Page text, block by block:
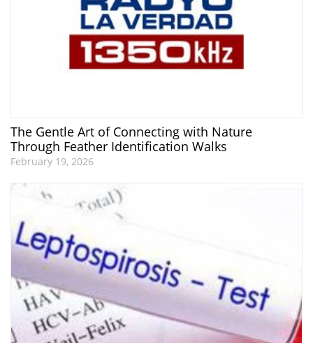
The Gentle Art of Connecting with Nature
Through Feather Identification Walks
February 19, 2026